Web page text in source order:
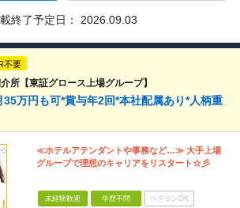
終了予定日： 2026.09.03
不要
所【東証グロース上場グループ】
35万円も可*賞与年2回*本社配属あり*人柄重
≪ホテルアテンダントや事務など…≫ 大手上場
グループで理想のキャリアをリスタート☆彡
未経験歓迎 学歴不問 ベテランOK